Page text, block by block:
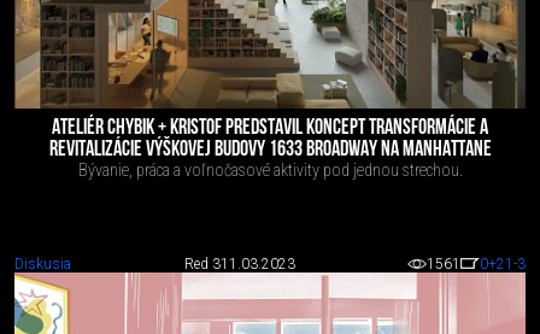
ATELIÉR CHYBIK + KRISTOF PREDSTAVIL KONCEPT TRANSFORMÁCIE A
REVITALIZÁCIE VÝŠKOVEJ BUDOVY 1633 BROADWAY NA MANHATTANE
Bývanie, práca a voľnočasové aktivity pod jednou strechou.
Diskusia Red 311.03.2023 1561 0+21 -3